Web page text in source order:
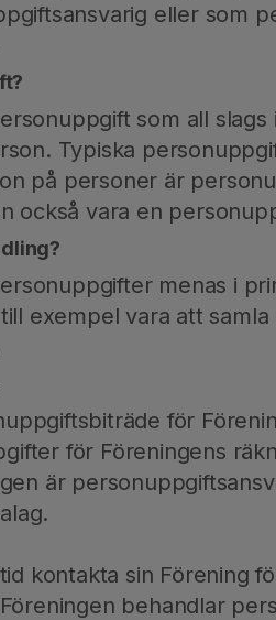
eller som
som all
Typiska
på personer är
också vara en
menas i
exempel vara att
för
för Föreningens
är
kontakta sin Förening
behandlar